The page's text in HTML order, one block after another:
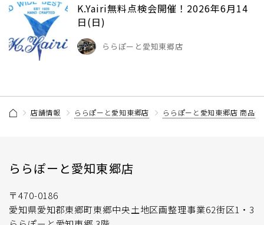
K.Yairi無料点検会開催！2026年6月14
日(日)
ららぽーと愛知東郷店
店舗情報 ららぽーと愛知東郷店 ららぽーと愛知東郷店 商品
ららぽーと愛知東郷店
〒470-0186
愛知県愛知郡東郷町東郷中央土地区画整理事業62街区1・3